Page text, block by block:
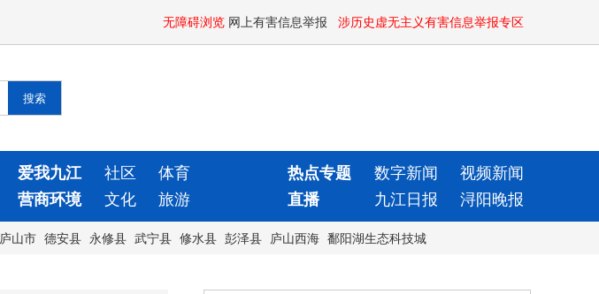
无障碍浏览 网上有害信息举报 涉历史虚无主义有害信息举报专区
爱我九江 社区 体育 热点专题 数字新闻
视频新闻
营商环境 文化 旅游 直播 九江日报 浔阳晚报
庐山市 德安县 永修县 武宁县 修水县 彭泽县 庐山西海 鄱阳湖生态科技城